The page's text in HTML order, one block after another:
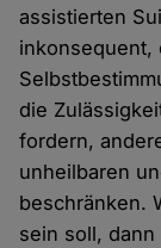
assistierten
inkonsequent,
die
fordern,
unheilbaren
beschränken.
sein soll,